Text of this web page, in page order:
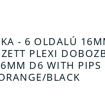
- 6 OLDALÚ
PLEXI
D6 WITH PIPS
BLACK